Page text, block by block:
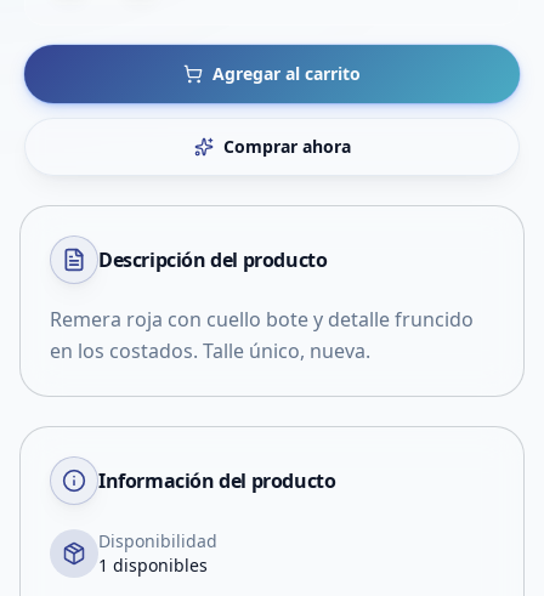
Agregar al carrito
Comprar ahora
Descripción del producto
Remera roja con cuello bote y detalle fruncido
en los costados. Talle único, nueva.
Información del producto
Disponibilidad
1 disponibles